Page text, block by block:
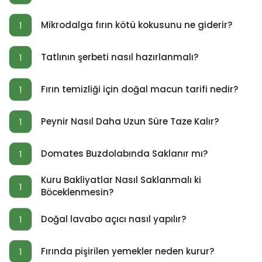
1 Mikrodalga fırın kötü kokusunu ne giderir?
1 Tatlının şerbeti nasıl hazırlanmalı?
1 Fırın temizliği için doğal macun tarifi nedir?
1 Peynir Nasıl Daha Uzun Süre Taze Kalır?
1 Domates Buzdolabında Saklanır mı?
1
Kuru Bakliyatlar Nasıl Saklanmalı ki
Böceklenmesin?
1 Doğal lavabo açıcı nasıl yapılır?
1 Fırında pişirilen yemekler neden kurur?